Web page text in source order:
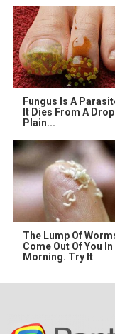
Fungus Is A
It Dies From A
Plain...
The Lump Of
Come Out Of You
Morning. Try It